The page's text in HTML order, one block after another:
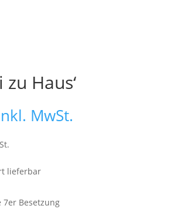
Haus‘
MwSt.
lieferbar
7er Besetzung